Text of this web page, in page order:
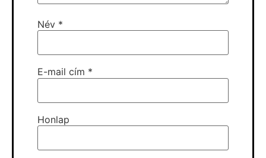
Név *
E-mail cím *
Honlap